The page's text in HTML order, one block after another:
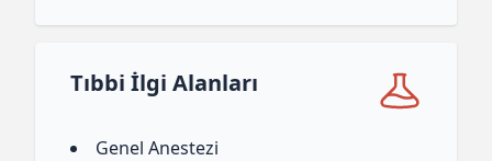
Tıbbi İlgi Alanları
Genel Anestezi